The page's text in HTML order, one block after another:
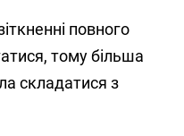
повного
тому більша
складатися з